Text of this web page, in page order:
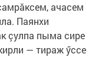
ачасем
Паянхи
çулпа пыма сире
— тираж ӳссе